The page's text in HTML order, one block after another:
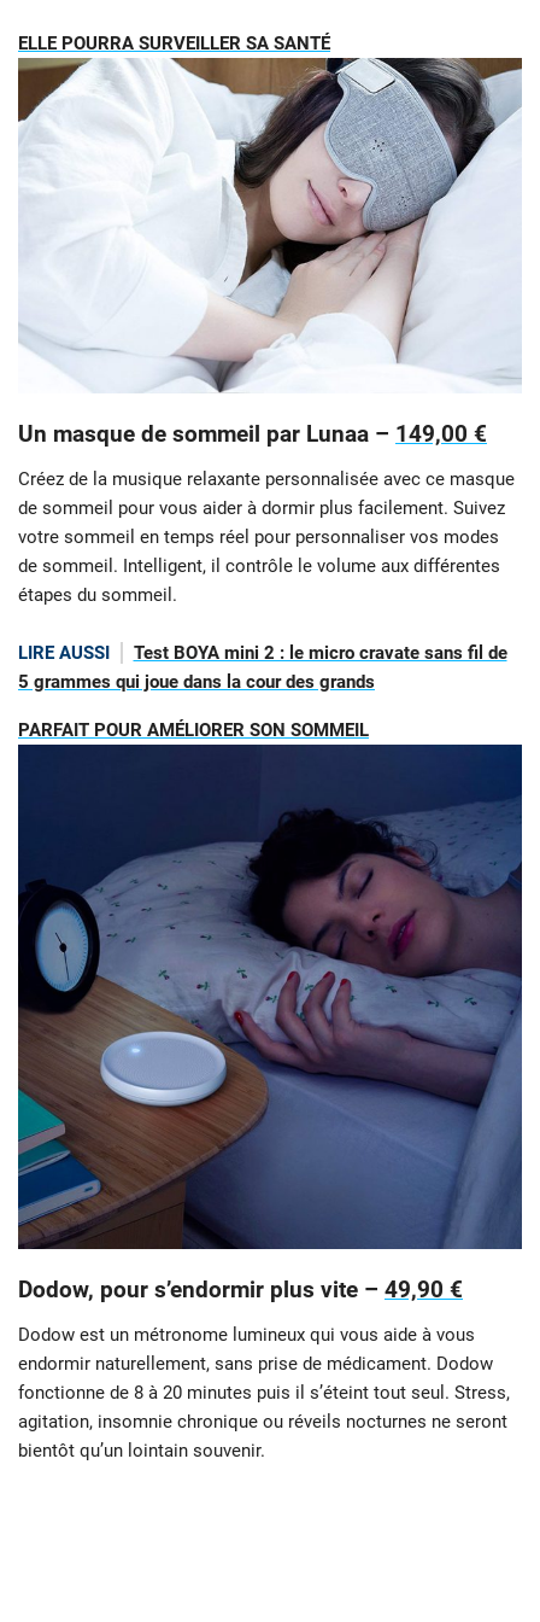
ELLE POURRA SURVEILLER SA SANTÉ
Un masque de sommeil par Lunaa – 149,00 €
Créez de la musique relaxante personnalisée avec ce masque
de sommeil pour vous aider à dormir plus facilement. Suivez
votre sommeil en temps réel pour personnaliser vos modes
de sommeil. Intelligent, il contrôle le volume aux différentes
étapes du sommeil.
LIRE AUSSI
Test BOYA mini 2 : le micro cravate sans fil de
5 grammes qui joue dans la cour des grands
PARFAIT POUR AMÉLIORER SON SOMMEIL
Dodow, pour s’endormir plus vite – 49,90 €
Dodow est un métronome lumineux qui vous aide à vous
endormir naturellement, sans prise de médicament. Dodow
fonctionne de 8 à 20 minutes puis il s’éteint tout seul. Stress,
agitation, insomnie chronique ou réveils nocturnes ne seront
bientôt qu’un lointain souvenir.